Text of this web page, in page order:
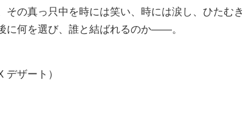
の真っ只中を時には笑い、時には涙し、ひたむき
に何を選び、誰と結ばれるのか――。
デザート）